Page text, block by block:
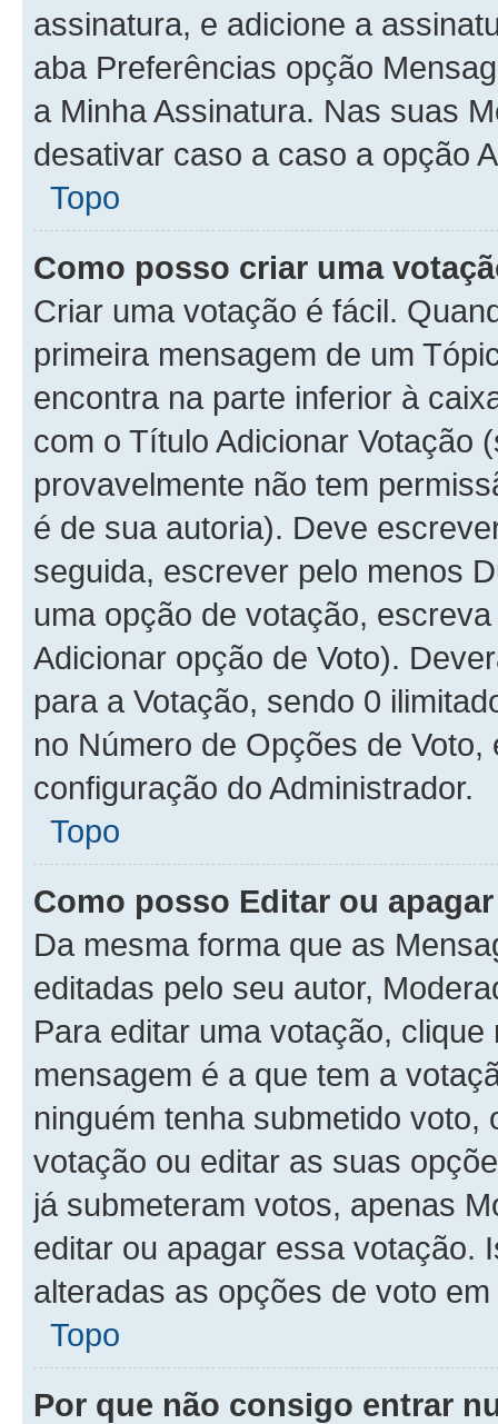
assinatura, e adicione a
aba Preferências opção
a Minha Assinatura. Nas suas
desativar caso a caso a opção
Topo
Como posso criar uma
Criar uma votação é fácil.
primeira mensagem de um
encontra na parte inferior à
com o Título Adicionar Votação
provavelmente não tem
é de sua autoria). Deve
seguida, escrever pelo menos
uma opção de votação,
Adicionar opção de Voto).
para a Votação, sendo 0
no Número de Opções de
configuração do Administrador.
Topo
Como posso Editar ou
Da mesma forma que as
editadas pelo seu autor,
Para editar uma votação,
mensagem é a que tem a
ninguém tenha submetido
votação ou editar as suas
já submeteram votos, apenas
editar ou apagar essa votação.
alteradas as opções de voto
Topo
Por que não consigo entrar